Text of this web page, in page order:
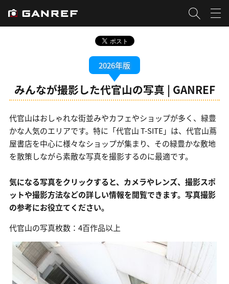
2026年版
みんなが撮影した代官山の写真 | GANREF
代官山はおしゃれな街並みやカフェやショップが多く、緑豊
かな人気のエリアです。特に「代官山 T-SITE」は、代官山蔦
屋書店を中心に様々なショップが集まり、その緑豊かな敷地
を散策しながら素敵な写真を撮影するのに最適です。
気になる写真をクリックすると、カメラやレンズ、撮影スポ
ットや撮影方法などの詳しい情報を閲覧できます。写真撮影
の参考にお役立てください。
代官山の写真枚数：4百作品以上